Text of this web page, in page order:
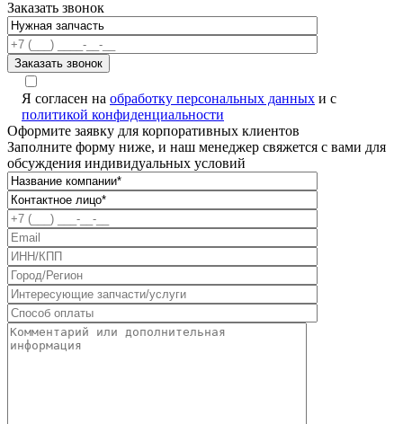
Заказать звонок
Я согласен на обработку персональных данных и с
политикой конфиденциальности
Оформите заявку для корпоративных клиентов
Заполните форму ниже, и наш менеджер свяжется с вами для
обсуждения индивидуальных условий